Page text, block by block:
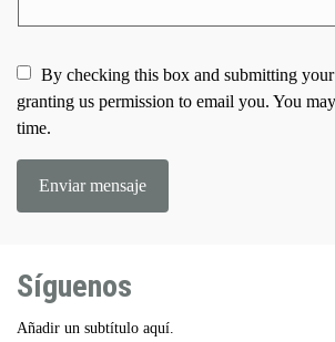
By checking this box and submitting
granting us permission to email you. You
time.
Enviar mensaje
Síguenos
Añadir un subtítulo aquí.